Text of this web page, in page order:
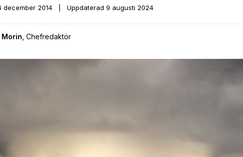
december 2014 Uppdaterad 9 augusti 2024
Morin Chefredaktör